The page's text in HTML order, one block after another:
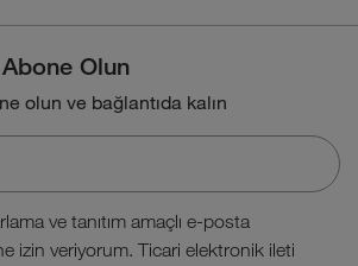
Olun
olun ve bağlantıda kalın
ve tanıtım amaçlı e-posta
izin veriyorum. Ticari elektronik ileti